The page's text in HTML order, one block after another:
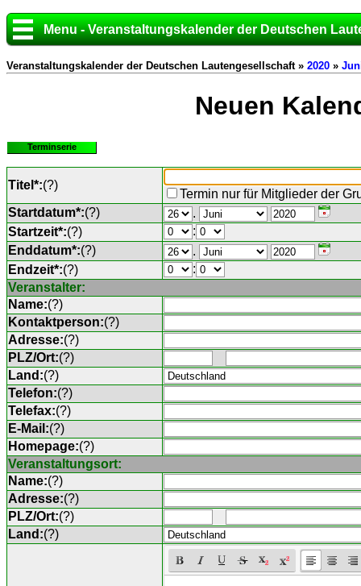
Menu - Veranstaltungskalender der Deutschen
Veranstaltungskalender der Deutschen Lautengesellschaft » 2020 »
Neuen
Terminserie
Titel*:(?)
Termin nur für Mitglieder der
Startdatum*:(?)
.
Startzeit*:(?)
:
Enddatum*:(?)
.
Endzeit*:(?)
:
Veranstalter:
Name:(?)
Kontaktperson:(?)
Adresse:(?)
PLZ/Ort:(?)
Land:(?)
Telefon:(?)
Telefax:(?)
E-Mail:(?)
Homepage:(?)
Veranstaltungsort:
Name:(?)
Adresse:(?)
PLZ/Ort:(?)
Land:(?)